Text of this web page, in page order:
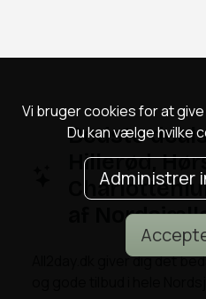
Vi bruger cookies for at
Du kan vælge hvilke
Administrer
Bedste
Hillerød,
af
All2day.dk giver dig det